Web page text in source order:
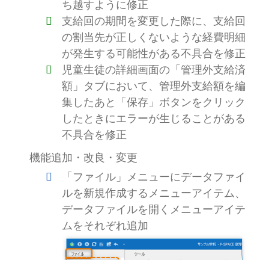
ち越すように修正
支給回の期間を変更した際に、支給回
の割当先が正しくないような経費明細
が発生する可能性がある不具合を修正
児童生徒の詳細画面の「管理外支給済
額」タブにおいて、管理外支給額を編
集したあと「保存」ボタンをクリック
したときにエラーが生じることがある
不具合を修正
機能追加・改良・変更
「ファイル」メニューにデータファイ
ルを新規作成するメニューアイテム、
データファイルを開くメニューアイテ
ムをそれぞれ追加